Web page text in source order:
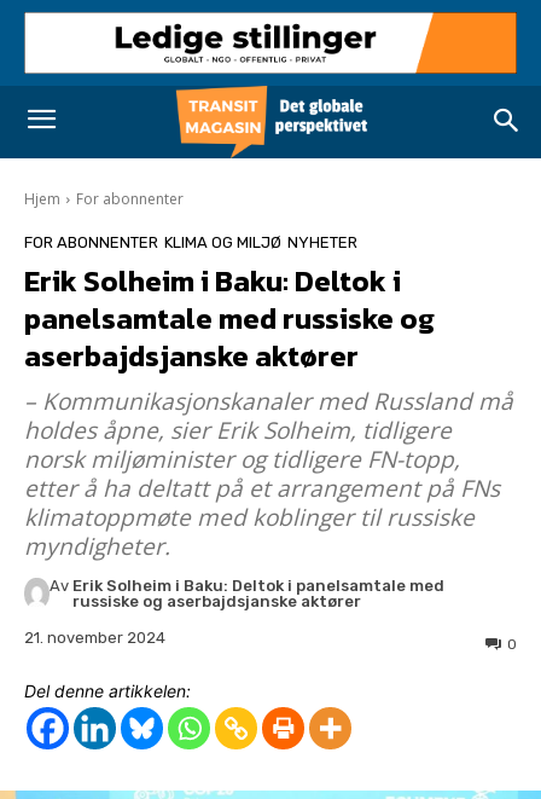
Hjem For abonnenter
FOR ABONNENTER KLIMA OG MILJØ NYHETER
Erik Solheim i Baku: Deltok i
panelsamtale med russiske og
aserbajdsjanske aktører
– Kommunikasjonskanaler med Russland må
holdes åpne, sier Erik Solheim, tidligere
norsk miljøminister og tidligere FN-topp,
etter å ha deltatt på et arrangement på FNs
klimatoppmøte med koblinger til russiske
myndigheter.
Av Erik Solheim i Baku: Deltok i panelsamtale med
russiske og aserbajdsjanske aktører
21. november 2024 0
Del denne artikkelen: